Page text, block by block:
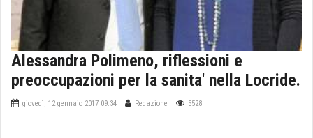
Alessandra Polimeno, riflessioni e
preoccupazioni per la sanita' nella Locride.
giovedì, 12 gennaio 2017 09:34 Redazione 5528